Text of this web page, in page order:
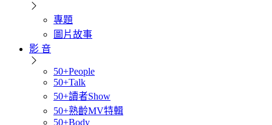
專題
圖片故事
影 音
50+People
50+Talk
50+讀者Show
50+熟齡MV特輯
50+Body